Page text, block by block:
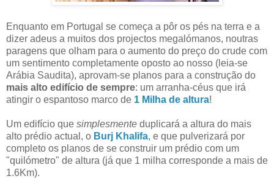
Enquanto em Portugal se começa a pôr os pés na terra e a
dizer adeus a muitos dos projectos megalómanos, noutras
paragens que olham para o aumento do preço do crude com
um sentimento completamente oposto ao nosso (leia-se
Arábia Saudita), aprovam-se planos para a construção do
mais alto edifício de sempre: um arranha-céus que irá
atingir o espantoso marco de 1 Milha de altura!
Um edifício que simplesmente duplicará a altura do mais
alto prédio actual, o Burj Khalifa, e que pulverizará por
completo os planos de se construir um prédio com um
"quilómetro" de altura (já que 1 milha corresponde a mais de
1.6Km).